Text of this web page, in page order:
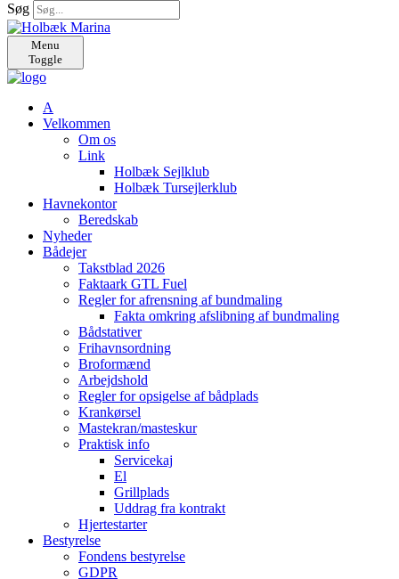
Søg
Menu
Toggle
A
Velkommen
Om os
Link
Holbæk Sejlklub
Holbæk Tursejlerklub
Havnekontor
Beredskab
Nyheder
Bådejer
Takstblad 2026
Faktaark GTL Fuel
Regler for afrensning af bundmaling
Fakta omkring afslibning af bundmaling
Bådstativer
Frihavnsordning
Broformænd
Arbejdshold
Regler for opsigelse af bådplads
Krankørsel
Mastekran/masteskur
Praktisk info
Servicekaj
El
Grillplads
Uddrag fra kontrakt
Hjertestarter
Bestyrelse
Fondens bestyrelse
GDPR